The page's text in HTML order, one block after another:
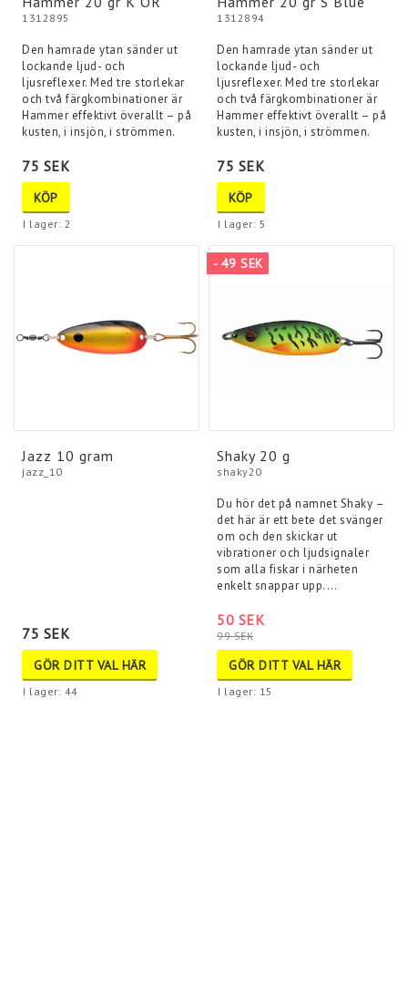
1312895
Den hamrade ytan sänder ut
lockande ljud- och
ljusreflexer. Med tre storlekar
och två färgkombinationer är
Hammer effektivt överallt – på
kusten, i insjön, i strömmen.
75 SEK
I lager: 2
KÖP
1312894
Den hamrade ytan sänder ut
lockande ljud- och
ljusreflexer. Med tre storlekar
och två färgkombinationer är
Hammer effektivt överallt – på
kusten, i insjön, i strömmen.
75 SEK
I lager: 5
KÖP
Jazz 10 gram
jazz_10
75 SEK
I lager: 44
GÖR DITT VAL HÄR
- 49 SEK
Shaky 20 g
shaky20
Du hör det på namnet Shaky –
det här är ett bete det svänger
om och den skickar ut
vibrationer och ljudsignaler
som alla fiskar i närheten
enkelt snappar upp.…
99 SEK
50 SEK
I lager: 15
GÖR DITT VAL HÄR